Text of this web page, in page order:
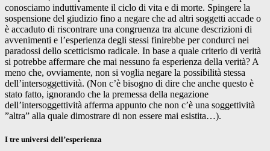
conosciamo induttivamente il ciclo di vita e di morte. Spingere la
sospensione del giudizio fino a negare che ad altri soggetti accade o
è accaduto di riscontrare una congruenza tra alcune descrizioni di
avvenimenti e l’esperienza degli stessi finirebbe per condurci nei
paradossi dello scetticismo radicale. In base a quale criterio di verità
si potrebbe affermare che mai nessuno fa esperienza della verità? A
meno che, ovviamente, non si voglia negare la possibilità stessa
dell’intersoggettività. (Non c’è bisogno di dire che anche questo è
stato fatto, ignorando che la premessa della negazione
dell’intersoggettività afferma appunto che non c’è una soggettività
”altra” alla quale dimostrare di non essere mai esistita…).
I tre universi dell’esperienza